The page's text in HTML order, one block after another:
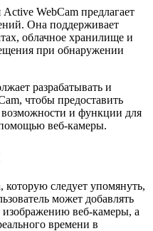
WebCam предлагает
Она поддерживает
облачное хранилище и
при обнаружении
разрабатывать и
чтобы предоставить
возможности и функции для
веб-камеры.
следует упомянуть,
может добавлять
веб-камеры, а
времени в